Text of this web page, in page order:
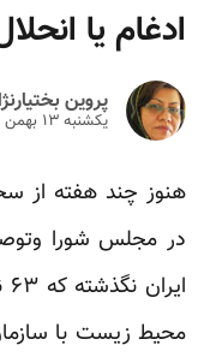
ادغام یا
پروین
یکشنبه ۱۳ بهمن ۱۳۹۲
هنوز چند هفته از
در مجلس شورا
محیط زیست با